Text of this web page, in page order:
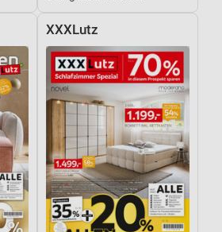
XXXLutz